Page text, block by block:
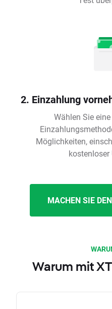
2. Einzahlung
Wählen Sie
Möglichkeiten,
kostenloser
MACHEN SIE
Warum mit